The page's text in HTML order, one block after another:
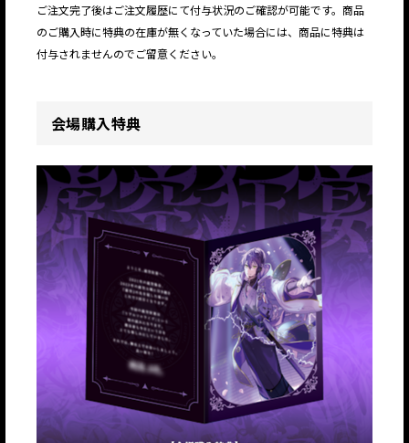
ご注文完了後はご注文履歴にて付与状況のご確認が可能です。商品
のご購入時に特典の在庫が無くなっていた場合には、商品に特典は
付与されませんのでご留意ください。
会場購入特典